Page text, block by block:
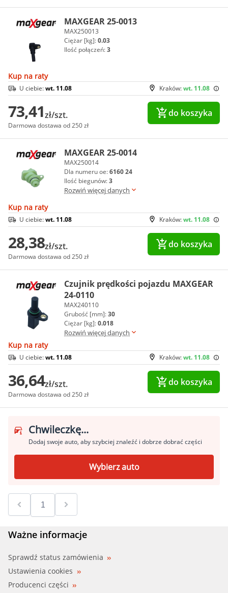
MAXGEAR 25-0013
MAX250013
Ciężar [kg]:0.03
Ilość połączeń:3
Kup na raty
Kraków:wt. 11.08
U ciebie:wt. 11.08
73,41zł/szt.
Darmowa dostawa od 250 zł
do koszyka
MAXGEAR 25-0014
MAX250014
Dla numeru oe:6160 24
Ilość biegunów:3
Rozwiń więcej danych
Kup na raty
Kraków:wt. 11.08
U ciebie:wt. 11.08
28,38zł/szt.
Darmowa dostawa od 250 zł
do koszyka
Czujnik prędkości pojazdu MAXGEAR
24-0110
MAX240110
Grubość [mm]:30
Ciężar [kg]:0.018
Rozwiń więcej danych
Kup na raty
Kraków:wt. 11.08
U ciebie:wt. 11.08
36,64zł/szt.
Darmowa dostawa od 250 zł
do koszyka
Chwileczkę...
Dodaj swoje auto, aby szybciej znaleźć i dobrze dobrać części
Wybierz auto
Ważne informacje
Sprawdź status zamówienia
Ustawienia cookies
Producenci części